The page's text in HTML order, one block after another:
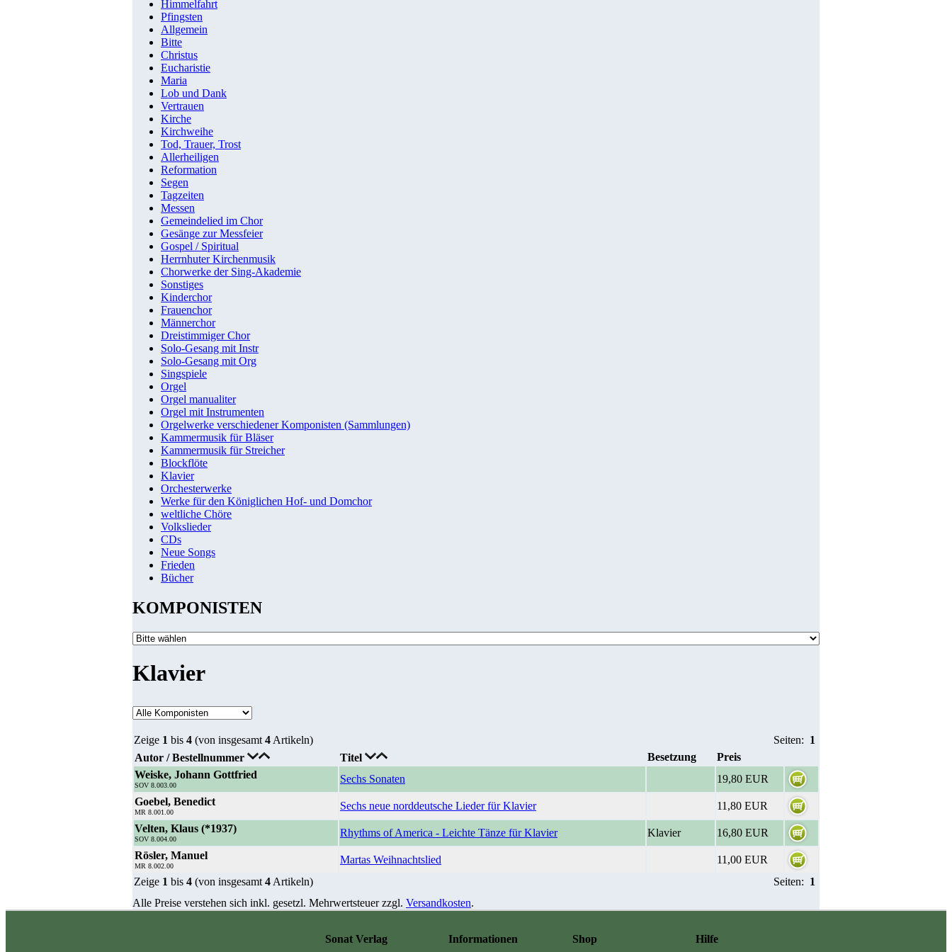
Himmelfahrt
Pfingsten
Allgemein
Bitte
Christus
Eucharistie
Maria
Lob und Dank
Vertrauen
Kirche
Kirchweihe
Tod, Trauer, Trost
Allerheiligen
Reformation
Segen
Tagzeiten
Messen
Gemeindelied im Chor
Gesänge zur Messfeier
Gospel / Spiritual
Herrnhuter Kirchenmusik
Chorwerke der Sing-Akademie
Sonstiges
Kinderchor
Frauenchor
Männerchor
Dreistimmiger Chor
Solo-Gesang mit Instr
Solo-Gesang mit Org
Singspiele
Orgel
Orgel manualiter
Orgel mit Instrumenten
Orgelwerke verschiedener Komponisten (Sammlungen)
Kammermusik für Bläser
Kammermusik für Streicher
Blockflöte
Klavier
Orchesterwerke
Werke für den Königlichen Hof- und Domchor
weltliche Chöre
Volkslieder
CDs
Neue Songs
Frieden
Bücher
KOMPONISTEN
Klavier
Zeige 1 bis 4 (von insgesamt 4 Artikeln) Seiten: 1
Autor / Bestellnummer
Titel Besetzung
Preis
Weiske, Johann Gottfried
SOV 8.003.00
Sechs Sonaten
19,80 EUR
Goebel, Benedict
MR 8.001.00
Sechs neue norddeutsche Lieder für Klavier
11,80 EUR
Velten, Klaus (*1937)
SOV 8.004.00
Rhythms of America - Leichte Tänze für Klavier Klavier
16,80 EUR
Rösler, Manuel
MR 8.002.00
Martas Weihnachtslied
11,00 EUR
Zeige 1 bis 4 (von insgesamt 4 Artikeln) Seiten: 1
Alle Preise verstehen sich inkl. gesetzl. Mehrwertsteuer zzgl. Versandkosten.
Hilfe
Shop
Informationen
Sonat Verlag